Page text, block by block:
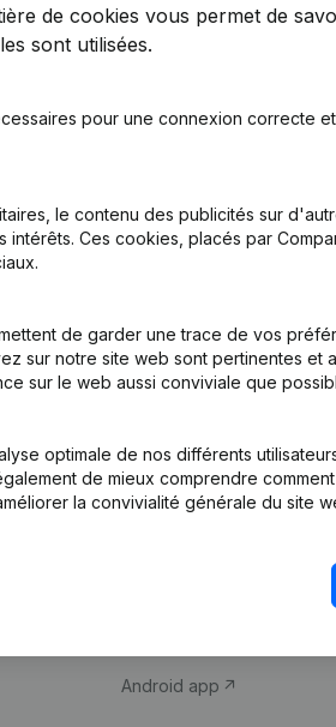
de cookies vous permet de
sont utilisées.
pour une connexion correcte
le contenu des publicités sur
intérêts. Ces cookies, placés par
de garder une trace de vos
sur notre site web sont pertinentes et
sur le web aussi conviviale que
optimale de nos différents
de mieux comprendre
la convivialité générale du site
Produit
d’entreprise
Monitoring
Android app